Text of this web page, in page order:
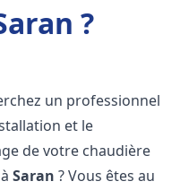
?
un professionnel
et le
de votre chaudière
àSaran ? Vous êtes au